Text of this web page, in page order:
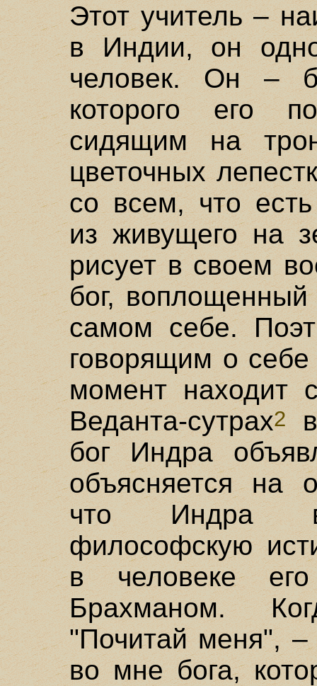
Этот учитель –
в Индии, он
человек. Он –
которого его
сидящим на
цветочных
со всем, что
из живущего на
рисует в своем
бог, воплощенный
самом себе.
говорящим о
момент находит
Веданта-сутрах2
бог Индра
объясняется на
что Индра
философскую
в человеке
Брахманом.
"Почитай меня", –
во мне бога,